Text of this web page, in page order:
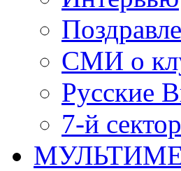
СМИ о
Русские
7-й сектор